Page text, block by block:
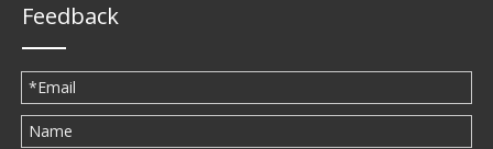
Feedback